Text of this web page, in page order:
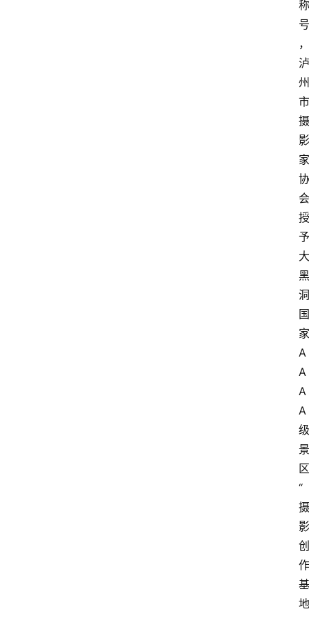
称
号
，
泸
州
市
摄
影
家
协
会
授
予
大
黑
洞
国
家
A
A
A
A
级
景
区
“
摄
影
创
作
基
地